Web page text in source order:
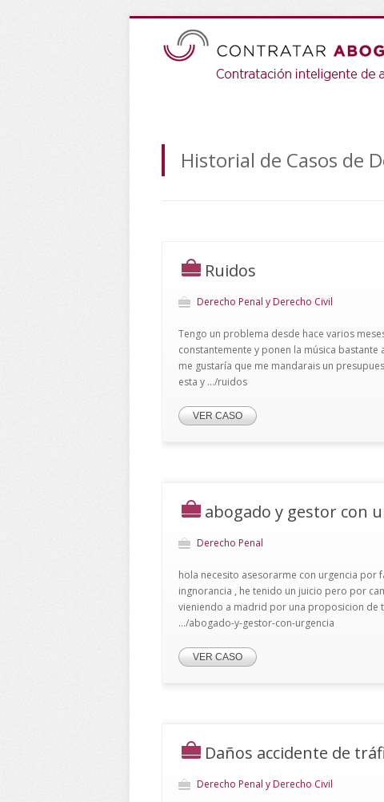
Historial de Casos de
Ruidos
Derecho Penal y Derecho Civil
Tengo un problema desde hace varios
constantemente y ponen la música
me gustaría que me mandarais un
esta y .../ruidos
VER CASO
abogado y gestor con
Derecho Penal
hola necesito asesorarme con urgencia
ingnorancia , he tenido un juicio pero por
vieniendo a madrid por una proposicion de
.../abogado-y-gestor-con-urgencia
VER CASO
Daños accidente de
Derecho Penal y Derecho Civil